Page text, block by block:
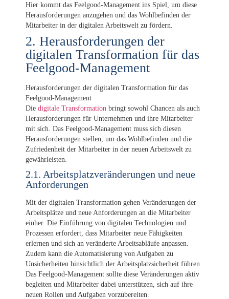
Hier kommt das Feelgood-Management ins Spiel, um diese
Herausforderungen anzugehen und das Wohlbefinden der
Mitarbeiter in der digitalen Arbeitswelt zu fördern.
2. Herausforderungen der
digitalen Transformation für das
Feelgood-Management
Herausforderungen der digitalen Transformation für das
Feelgood-Management
Die digitale Transformation bringt sowohl Chancen als auch
Herausforderungen für Unternehmen und ihre Mitarbeiter
mit sich. Das Feelgood-Management muss sich diesen
Herausforderungen stellen, um das Wohlbefinden und die
Zufriedenheit der Mitarbeiter in der neuen Arbeitswelt zu
gewährleisten.
2.1. Arbeitsplatzveränderungen und neue
Anforderungen
Mit der digitalen Transformation gehen Veränderungen der
Arbeitsplätze und neue Anforderungen an die Mitarbeiter
einher. Die Einführung von digitalen Technologien und
Prozessen erfordert, dass Mitarbeiter neue Fähigkeiten
erlernen und sich an veränderte Arbeitsabläufe anpassen.
Zudem kann die Automatisierung von Aufgaben zu
Unsicherheiten hinsichtlich der Arbeitsplatzsicherheit führen.
Das Feelgood-Management sollte diese Veränderungen aktiv
begleiten und Mitarbeiter dabei unterstützen, sich auf ihre
neuen Rollen und Aufgaben vorzubereiten.